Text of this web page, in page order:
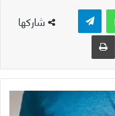
شاركها
واتساب
طباعة